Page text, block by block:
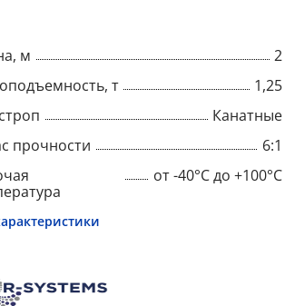
м
2
т
1,25
Канатные
прочности
6:1
от -40°C до +100°C